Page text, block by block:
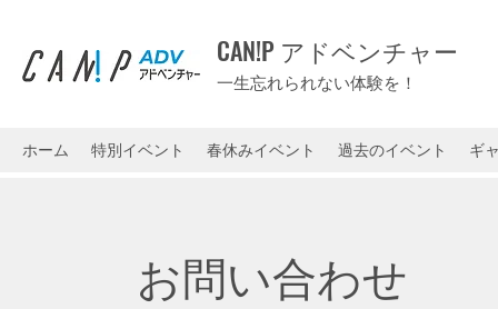
CAN!P アドベンチャー
一生忘れられない体験を！
ホーム 特別イベント 春休みイベント 過去のイベント ギ
お問い合わせ